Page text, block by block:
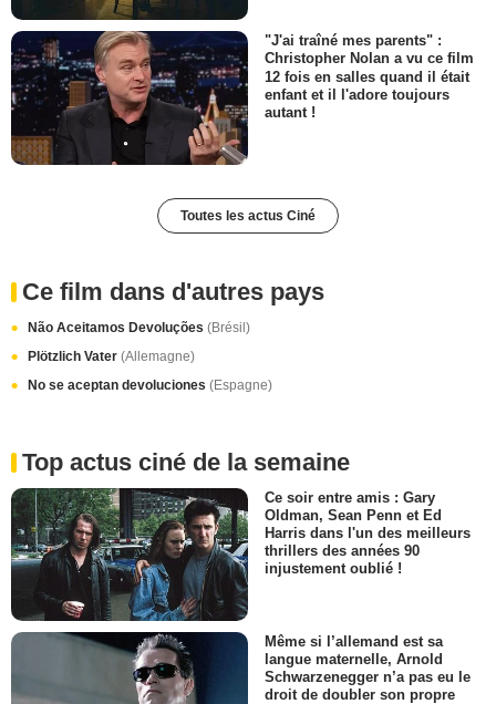
"J'ai traîné mes parents" :
Christopher Nolan a vu ce film
12 fois en salles quand il était
enfant et il l'adore toujours
autant !
Toutes les actus Ciné
Ce film dans d'autres pays
Não Aceitamos Devoluções (Brésil)
Plötzlich Vater (Allemagne)
No se aceptan devoluciones (Espagne)
Top actus ciné de la semaine
Ce soir entre amis : Gary
Oldman, Sean Penn et Ed
Harris dans l'un des meilleurs
thrillers des années 90
injustement oublié !
Même si l’allemand est sa
langue maternelle, Arnold
Schwarzenegger n’a pas eu le
droit de doubler son propre